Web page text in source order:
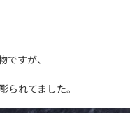
ですが、
られてました。